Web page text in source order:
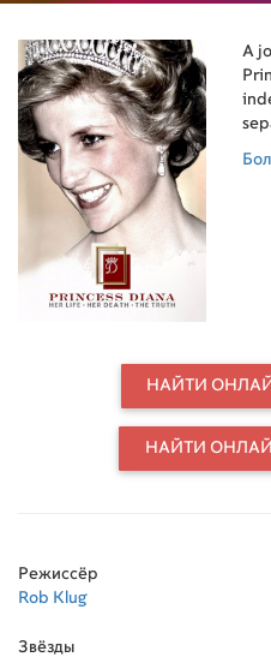
A
НАЙТИ
НАЙТИ
Режиссёр
Rob Klug
Звёзды